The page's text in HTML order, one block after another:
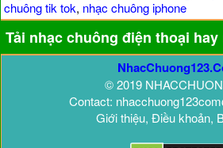
chuông tik tok, nhạc chuông iphone
Tải nhạc chuông điện thoại
© 2019
Contact:
Giới thiệu, Điều khoản,